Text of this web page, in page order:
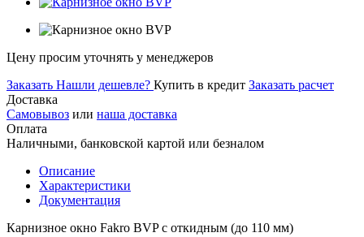
Цену просим уточнять у менеджеров
Заказать Нашли дешевле? Купить в кредит Заказать расчет
Доставка
Самовывоз или наша доставка
Оплата
Наличными, банковской картой или безналом
Описание
Характеристики
Документация
Карнизное окно Fakro BVP с откидным (до 110 мм)